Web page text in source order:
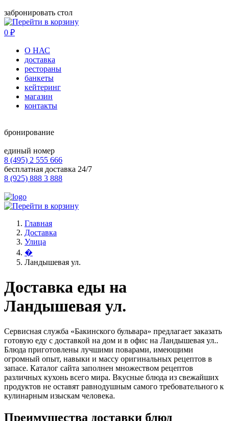
забронировать стол
0 ₽
О НАС
доставка
рестораны
банкеты
кейтеринг
магазин
контакты
бронирование
единый номер
8 (495) 2 555 666
бесплатная доставка 24/7
8 (925) 888 3 888
Главная
Доставка
Улица
�
Ландышевая ул.
Доставка еды на
Ландышевая ул.
Сервисная служба «Бакинского бульвара» предлагает заказать
готовую еду с доставкой на дом и в офис на Ландышевая ул..
Блюда приготовлены лучшими поварами, имеющими
огромный опыт, навыки и массу оригинальных рецептов в
запасе. Каталог сайта заполнен множеством рецептов
различных кухонь всего мира. Вкусные блюда из свежайших
продуктов не оставят равнодушным самого требовательного к
кулинарным изыскам человека.
Преимущества доставки блюд